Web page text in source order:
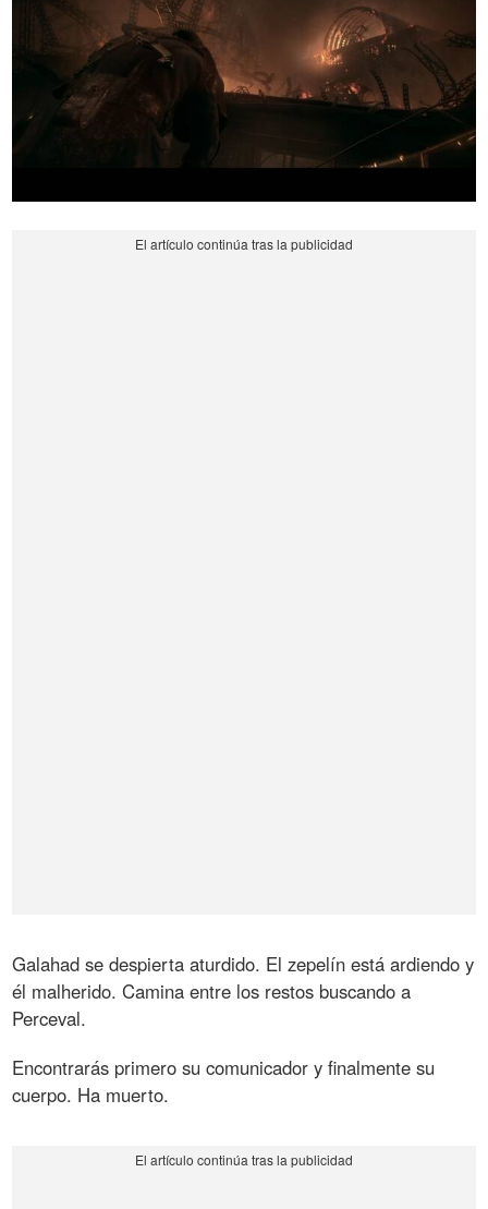
Galahad se despierta aturdido. El zepelín está ardiendo y
él malherido. Camina entre los restos buscando a
Perceval.
Encontrarás primero su comunicador y finalmente su
cuerpo. Ha muerto.